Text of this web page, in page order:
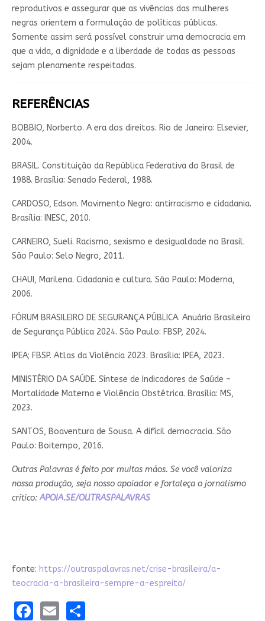
reprodutivos e assegurar que as vivências das mulheres
negras orientem a formulação de políticas públicas.
Somente assim será possível construir uma democracia em
que a vida, a dignidade e a liberdade de todas as pessoas
sejam plenamente respeitadas.
REFERÊNCIAS
BOBBIO, Norberto. A era dos direitos. Rio de Janeiro: Elsevier,
2004.
BRASIL. Constituição da República Federativa do Brasil de
1988. Brasília: Senado Federal, 1988.
CARDOSO, Edson. Movimento Negro: antirracismo e cidadania.
Brasília: INESC, 2010.
CARNEIRO, Sueli. Racismo, sexismo e desigualdade no Brasil.
São Paulo: Selo Negro, 2011.
CHAUI, Marilena. Cidadania e cultura. São Paulo: Moderna,
2006.
FÓRUM BRASILEIRO DE SEGURANÇA PÚBLICA. Anuário Brasileiro
de Segurança Pública 2024. São Paulo: FBSP, 2024.
IPEA; FBSP. Atlas da Violência 2023. Brasília: IPEA, 2023.
MINISTÉRIO DA SAÚDE. Síntese de Indicadores de Saúde –
Mortalidade Materna e Violência Obstétrica. Brasília: MS,
2023.
SANTOS, Boaventura de Sousa. A difícil democracia. São
Paulo: Boitempo, 2016.
Outras Palavras é feito por muitas mãos. Se você valoriza
nossa produção, seja nosso apoiador e fortaleça o jornalismo
crítico: APOIA.SE/OUTRASPALAVRAS
fonte: https://outraspalavras.net/crise-brasileira/a-
teocracia-a-brasileira-sempre-a-espreita/
Facebook
EmailShare